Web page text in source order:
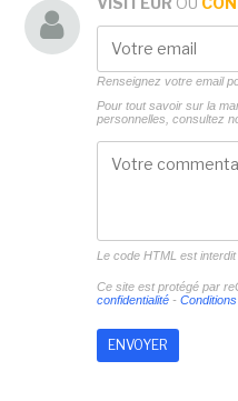
Renseignez votre email
Pour tout savoir sur la
personnelles, consultez
Le code HTML est
Ce site est protégé par
confidentialité-